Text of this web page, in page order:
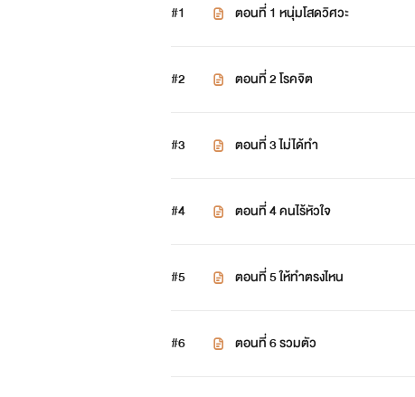
#1 ตอนที่ 1 หนุ่มโสดวิศวะ
#2 ตอนที่ 2 โรคจิต
#3 ตอนที่ 3 ไม่ได้ทำ
#4 ตอนที่ 4 คนไร้หัวใจ
#5 ตอนที่ 5 ให้ทำตรงไหน
#6 ตอนที่ 6 รวมตัว